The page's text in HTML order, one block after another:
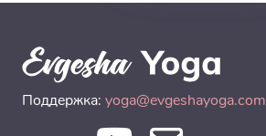
Поддержка: yoga@evgeshayoga.com